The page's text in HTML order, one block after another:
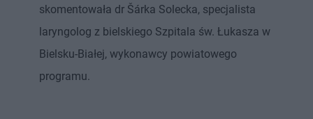
skomentowała dr Šárka Solecka, specjalista
laryngolog z bielskiego Szpitala św. Łukasza w
Bielsku-Białej, wykonawcy powiatowego
programu.